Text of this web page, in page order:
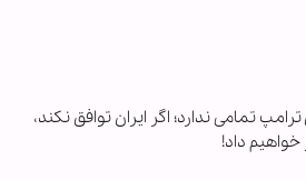
تمامی ندارد؛ اگر ایران توافق نکند،
خواهیم داد!